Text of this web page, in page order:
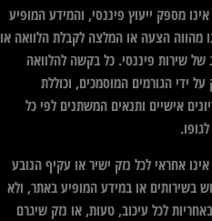
מספק ייעוץ פיננסי, והמידע המופיע
מהווה הצעה או המלצה לקבלת הלוואה או
של שירות פיננסי. כל בקשה להלוואה
על ידי הגורמים המוסמכים, וכוללת
אישיים ותנאים המשתנים לפי כל
אחראי לכל נזק ישיר או עקיף הנובע
בשירותים או במידע המופיע באתר, ולא
לכל עיכוב, טעות, או נזק שיגרם